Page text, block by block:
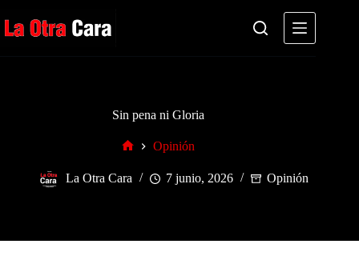
al
contenido
Sin pena ni Gloria
Opinión
La Otra Cara 7 junio, 2026 Opinión